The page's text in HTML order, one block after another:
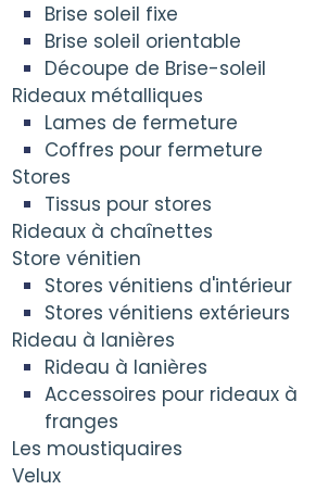
Brise soleil fixe
Brise soleil orientable
Découpe de Brise-soleil
Rideaux métalliques
Lames de fermeture
Coffres pour fermeture
Stores
Tissus pour stores
Rideaux à chaînettes
Store vénitien
Stores vénitiens d'intérieur
Stores vénitiens extérieurs
Rideau à lanières
Rideau à lanières
Accessoires pour rideaux à
franges
Les moustiquaires
Velux